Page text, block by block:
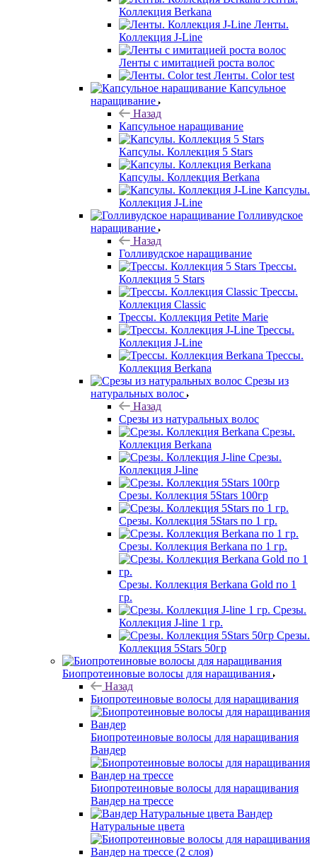
Коллекция Berkana
Ленты.
Коллекция J-Line
Ленты с имитацией роста волос
Ленты. Color test
Капсульное
наращивание
Назад
Капсульное наращивание
Капсулы. Коллекция 5 Stars
Капсулы. Коллекция Berkana
Капсулы.
Коллекция J-Line
Голливудское
наращивание
Назад
Голливудское наращивание
Трессы.
Коллекция 5 Stars
Трессы.
Коллекция Classic
Трессы. Коллекция Petite Marie
Трессы.
Коллекция J-Line
Трессы.
Коллекция Berkana
Срезы из
натуральных волос
Назад
Срезы из натуральных волос
Срезы.
Коллекция Berkana
Срезы.
Коллекция J-line
Срезы. Коллекция 5Stars 100гр
Срезы. Коллекция 5Stars по 1 гр.
Срезы. Коллекция Berkana по 1 гр.
Срезы. Коллекция Berkana Gold по 1
гр.
Срезы.
Коллекция J-line 1 гр.
Срезы.
Коллекция 5Stars 50гр
Биопротеиновые волосы для наращивания
Назад
Биопротеиновые волосы для наращивания
Биопротеиновые волосы для наращивания
Вандер
Биопротеиновые волосы для наращивания
Вандер на трессе
Вандер
Натуральные цвета